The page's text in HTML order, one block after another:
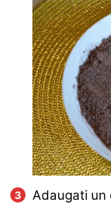
Adaugati un